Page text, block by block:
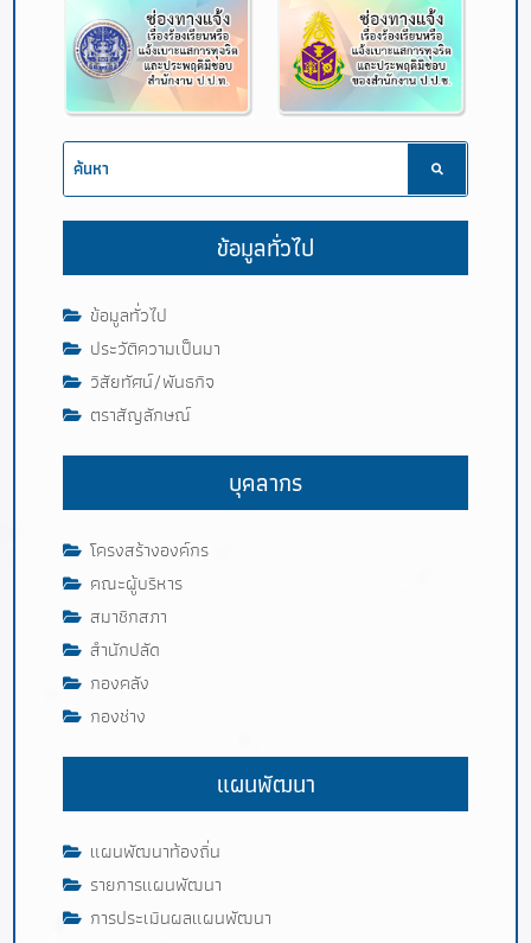
ข้อมูลทั่วไป
ข้อมูลทั่วไป
ประวัติความเป็นมา
วิสัยทัศน์/พันธกิจ
ตราสัญลักษณ์
บุคลากร
โครงสร้างองค์กร
คณะผู้บริหาร
สมาชิกสภา
สำนักปลัด
กองคลัง
กองช่าง
แผนพัฒนา
แผนพัฒนาท้องถิ่น
รายการแผนพัฒนา
การประเมินผลแผนพัฒนา